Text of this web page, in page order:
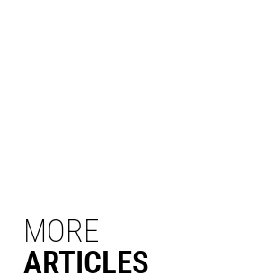
MORE
ARTICLES